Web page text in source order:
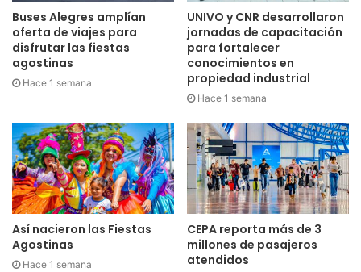
Buses Alegres amplían
oferta de viajes para
disfrutar las fiestas
agostinas
Hace 1 semana
UNIVO y CNR desarrollaron
jornadas de capacitación
para fortalecer
conocimientos en
propiedad industrial
Hace 1 semana
Así nacieron las Fiestas
Agostinas
Hace 1 semana
CEPA reporta más de 3
millones de pasajeros
atendidos